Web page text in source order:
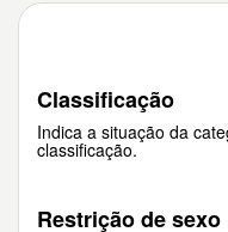
Classificação
Indica a situação da
classificação.
Restrição de sexo